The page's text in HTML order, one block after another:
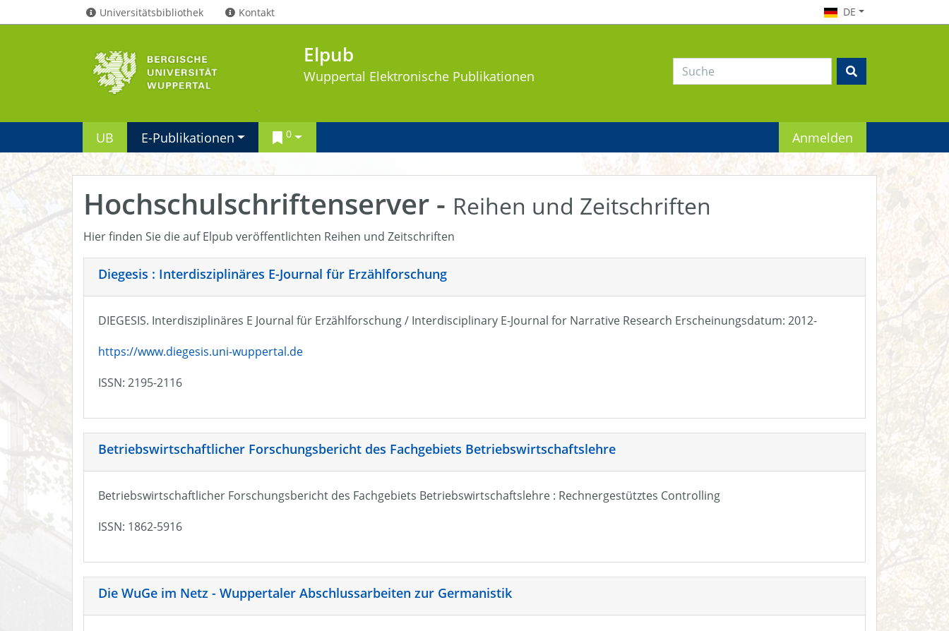
Universitätsbibliothek Kontakt DE
Elpub
Wuppertal Elektronische Publikationen
UB E-Publikationen 0 Anmelden
Hochschulschriftenserver - Reihen und Zeitschriften
Hier finden Sie die auf Elpub veröffentlichten Reihen und Zeitschriften
Diegesis : Interdisziplinäres E-Journal für Erzählforschung
DIEGESIS. Interdisziplinäres E Journal für Erzählforschung / Interdisciplinary E-Journal for Narrative Research Erscheinungsdatum: 2012-
https://www.diegesis.uni-wuppertal.de
ISSN: 2195-2116
Betriebswirtschaftlicher Forschungsbericht des Fachgebiets Betriebswirtschaftslehre
Betriebswirtschaftlicher Forschungsbericht des Fachgebiets Betriebswirtschaftslehre : Rechnergestütztes Controlling
ISSN: 1862-5916
Die WuGe im Netz - Wuppertaler Abschlussarbeiten zur Germanistik